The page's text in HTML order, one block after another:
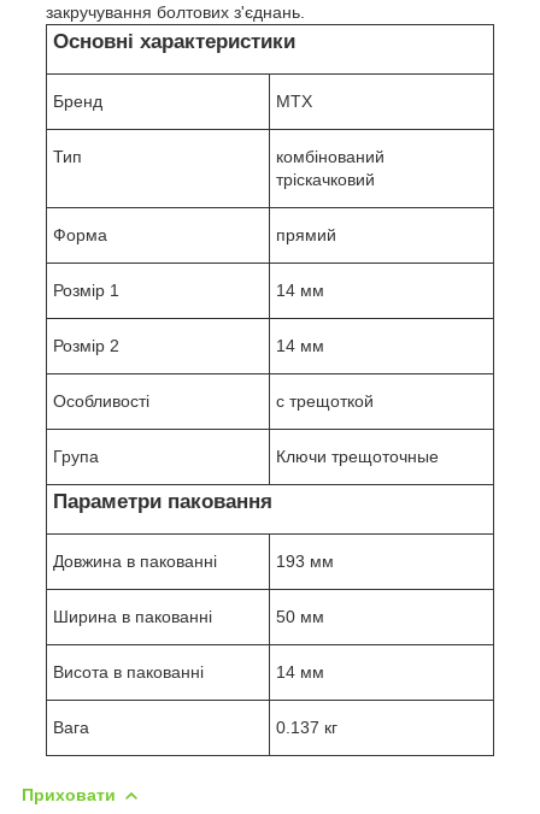
закручування болтових з'єднань.
Основні характеристики
Бренд MTX
Тип
комбінований
тріскачковий
Форма прямий
Розмір 1 14 мм
Розмір 2 14 мм
Особливості с трещоткой
Група Ключи трещоточные
Параметри паковання
Довжина в пакованні 193 мм
Ширина в пакованні 50 мм
Висота в пакованні 14 мм
Вага 0.137 кг
Приховати